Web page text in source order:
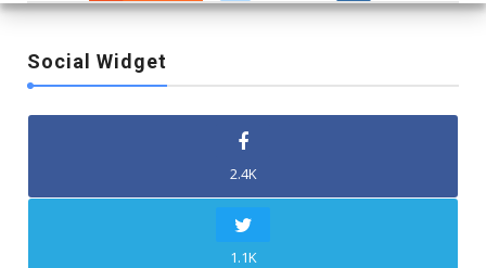
Social Widget
2.4K
1.1K